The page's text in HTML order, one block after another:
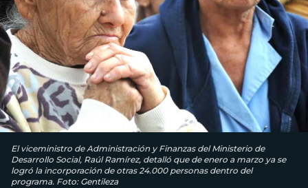
El viceministro de Administración y Finanzas del Ministerio de
Desarrollo Social, Raúl Ramírez, detalló que de enero a marzo ya se
logró la incorporación de otras 24.000 personas dentro del
programa. Foto: Gentileza